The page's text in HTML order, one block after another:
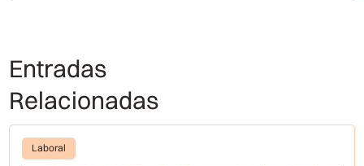
Entradas
Relacionadas
Laboral